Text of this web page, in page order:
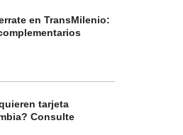
en TransMilenio:
tarjeta
Consulte